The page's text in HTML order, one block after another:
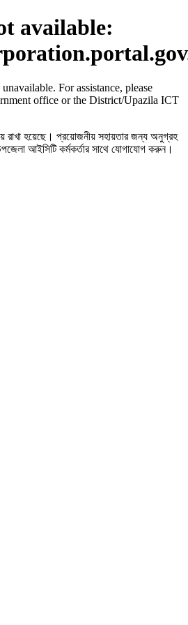
available:
For assistance, please
office or the District/Upazila ICT
রাখা হয়েছে। প্রয়োজনীয় সহায়তার জন্য অনুগ্রহ
আইসিটি কর্মকর্তার সাথে যোগাযোগ করুন।